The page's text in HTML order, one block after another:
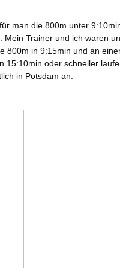
man die 800m unter
Trainer und ich waren
800m in 9:15min und an
15:10min oder schneller
in Potsdam an.